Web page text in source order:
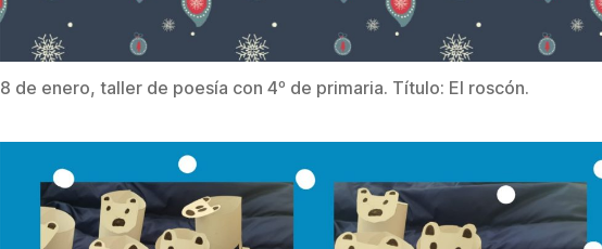
8 de enero, taller de poesía con 4º de primaria. Título: El roscón.